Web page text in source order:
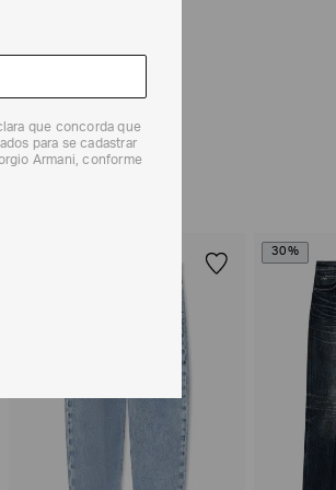
a partir do seu recebimento sem custos adicionais.
Preencha oFormulário de Devolução
sobre as condições de troca ou devolução, consulte a
30%
que concorda que
para se cadastrar
Armani, conforme